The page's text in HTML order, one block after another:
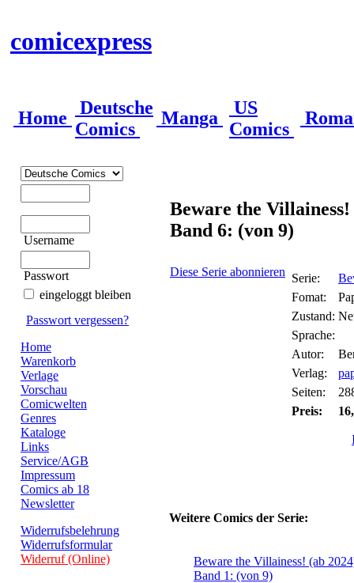
comicexpress
Home
Deutsche
Comics
Manga
US
Comics
Username
Passwort
eingeloggt bleiben
Passwort vergessen?
Home
Warenkorb
Verlage
Vorschau
Comicwelten
Genres
Kataloge
Links
Service/AGB
Impressum
Comics ab 18
Newsletter
Widerrufsbelehrung
Widerrufsformular
Widerruf (Online)
Beware the Villainess!
Band 6: (von 9)
Diese Serie abonnieren Serie:
Fomat:
Zustand:
Sprache:
Autor:
Verlag:
Seiten:
Preis:
Weitere Comics der Serie:
Beware the Villainess! (ab
Band 1: (von 9)